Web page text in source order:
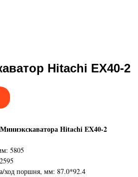
Hitachi EX40-2
Hitachi EX40-2
5805
ход поршня, мм: 87.0*92.4